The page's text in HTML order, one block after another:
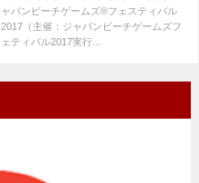
演武情報
ャパンビーチゲームズ®フェスティバル
2017（主催：ジャパンビーチゲームズフ
ェティバル2017実行...